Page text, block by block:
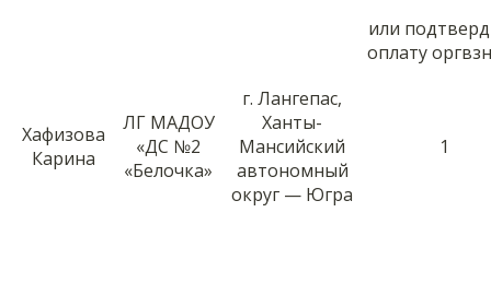
или
оплату
Хафизова
Карина
ЛГ МАДОУ
«ДС №2
«Белочка»
г. Лангепас,
Ханты-
Мансийский
автономный
округ — Югра
1